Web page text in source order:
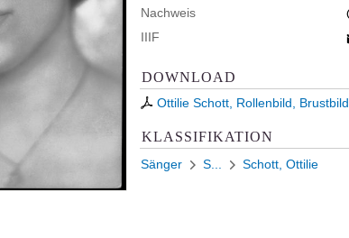
Nachweis
IIIF
DOWNLOAD
Ottilie Schott, Rollenbild, Brustbild
KLASSIFIKATION
Sänger S... Schott, Ottilie